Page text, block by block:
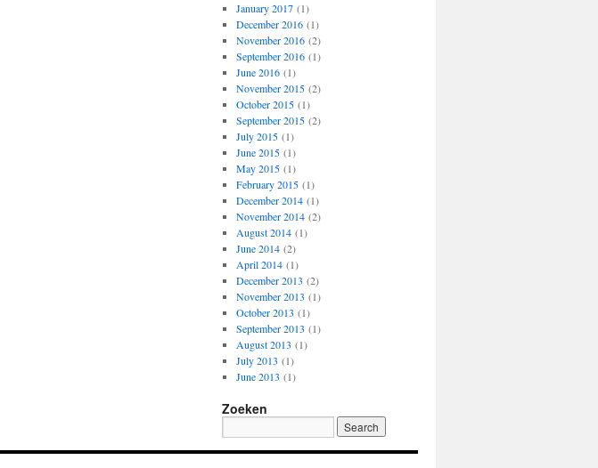
January 2017(1)
December 2016(1)
November 2016(2)
September 2016(1)
June 2016(1)
November 2015(2)
October 2015(1)
September 2015(2)
July 2015(1)
June 2015(1)
May 2015(1)
February 2015(1)
December 2014(1)
November 2014(2)
August 2014(1)
June 2014(2)
April 2014(1)
December 2013 (2)
November 2013 (1)
October 2013 (1)
September 2013 (1)
August 2013 (1)
July 2013 (1)
June 2013 (1)
Zoeken